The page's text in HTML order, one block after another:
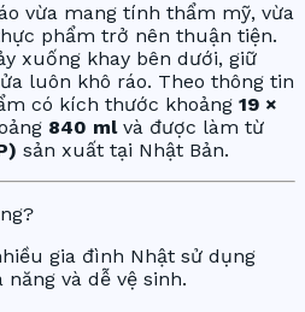
vừa mang tính thẩm mỹ, vừa
phẩm trở nên thuận tiện.
xuống khay bên dưới, giữ
luôn khô ráo. Theo thông tin
có kích thước khoảng 19 ×
840 mlvà được làm từ
sản xuất tại Nhật Bản.
gia đình Nhật sử dụng
và dễ vệ sinh.